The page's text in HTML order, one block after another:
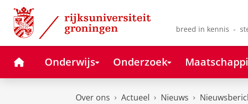
Skip
Content
Skip
Navigation
breed in kennis -
HomeOnderwijs Onderzoek
Over ons Actueel Nieuws